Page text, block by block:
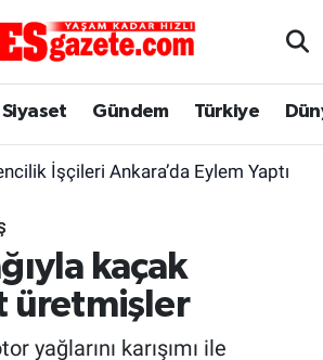
Siyaset Gündem Türkiye
İşçileri Ankara’da Eylem Yaptı
kaçak
üretmişler
yağlarını karışımı ile
Arşivi
Eczaneler
Durumu ve Fikstür